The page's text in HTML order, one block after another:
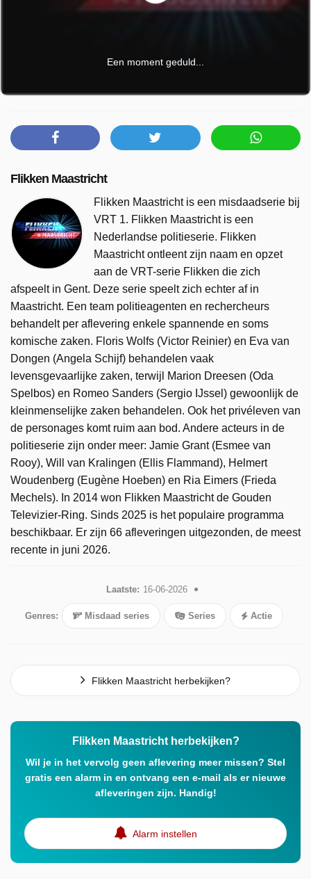
Een moment geduld...
Flikken Maastricht
Flikken Maastricht is een misdaadserie bij
VRT 1. Flikken Maastricht is een
Nederlandse politieserie. Flikken
Maastricht ontleent zijn naam en opzet
aan de VRT-serie Flikken die zich
afspeelt in Gent. Deze serie speelt zich echter af in
Maastricht. Een team politieagenten en rechercheurs
behandelt per aflevering enkele spannende en soms
komische zaken. Floris Wolfs (Victor Reinier) en Eva van
Dongen (Angela Schijf) behandelen vaak
levensgevaarlijke zaken, terwijl Marion Dreesen (Oda
Spelbos) en Romeo Sanders (Sergio IJssel) gewoonlijk de
kleinmenselijke zaken behandelen. Ook het privéleven van
de personages komt ruim aan bod. Andere acteurs in de
politieserie zijn onder meer: Jamie Grant (Esmee van
Rooy), Will van Kralingen (Ellis Flammand), Helmert
Woudenberg (Eugène Hoeben) en Ria Eimers (Frieda
Mechels). In 2014 won Flikken Maastricht de Gouden
Televizier-Ring. Sinds 2025 is het populaire programma
beschikbaar. Er zijn 66 afleveringen uitgezonden, de meest
recente in juni 2026.
Laatste: 16-06-2026
Genres: Misdaad series Series Actie
Flikken Maastricht herbekijken?
Flikken Maastricht herbekijken?
Wil je in het vervolg geen aflevering meer missen? Stel
gratis een alarm in en ontvang een e-mail als er nieuwe
afleveringen zijn. Handig!
Alarm instellen